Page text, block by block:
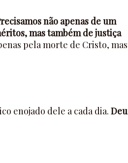
não apenas de um
mas também de justiça
pela morte de Cristo, mas
enojado dele a cada dia.